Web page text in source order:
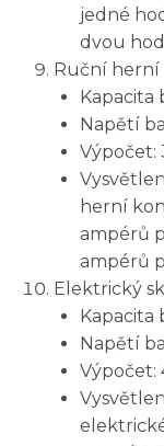
jedné
dvou
Ruční herní
Kapacita
Napětí
Výpočet:
herní
ampérů
ampérů
Elektrický
Kapacita
Napětí
Výpočet: